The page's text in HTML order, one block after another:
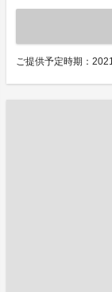
ご提供予定時期：